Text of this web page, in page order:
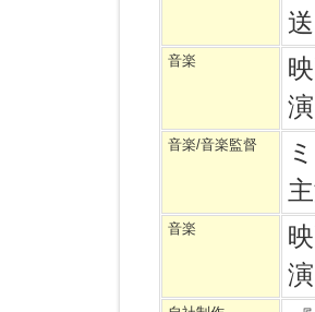
送
音楽
音楽/音楽監督
音楽